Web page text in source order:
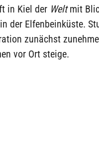
in Kiel der Weltmit
der Elfenbeinküste.
zunächst
vor Ort steige.